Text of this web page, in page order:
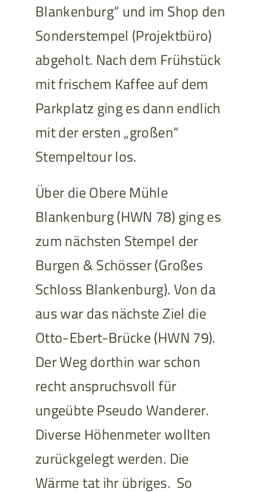
Blankenburg“ und im Shop den
Sonderstempel (Projektbüro)
abgeholt. Nach dem Frühstück
mit frischem Kaffee auf dem
Parkplatz ging es dann endlich
mit der ersten „großen“
Stempeltour los.
Über die Obere Mühle
Blankenburg (HWN 78) ging es
zum nächsten Stempel der
Burgen & Schösser (Großes
Schloss Blankenburg). Von da
aus war das nächste Ziel die
Otto-Ebert-Brücke (HWN 79).
Der Weg dorthin war schon
recht anspruchsvoll für
ungeübte Pseudo Wanderer.
Diverse Höhenmeter wollten
zurückgelegt werden. Die
Wärme tat ihr übriges. So